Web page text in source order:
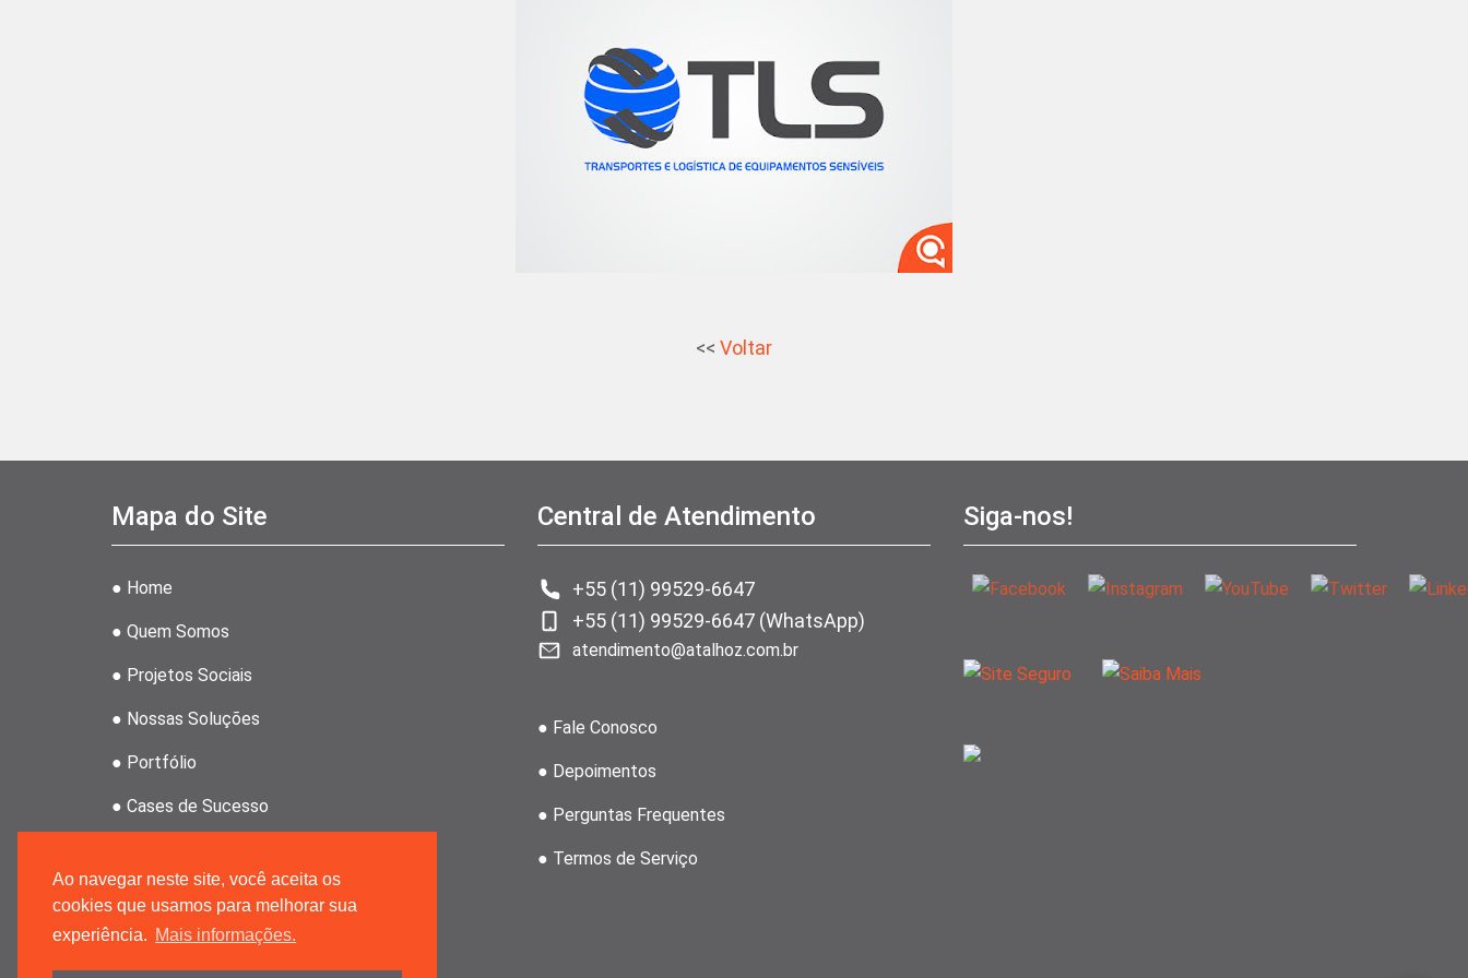
Ao navegar neste site, você aceita os
cookies que usamos para melhorar sua
experiência. Mais informações.
<< Voltar
Mapa do Site
● Home
● Quem Somos
● Projetos Sociais
● Nossas Soluções
● Portfólio
● Cases de Sucesso
● Revenda Atahoz
● Grupo MRPMK
Central de Atendimento
+55 (11) 99529-6647
+55 (11) 99529-6647 (WhatsApp)
atendimento@atalhoz.com.br
● Fale Conosco
● Depoimentos
● Perguntas Frequentes
● Termos de Serviço
Siga-nos!